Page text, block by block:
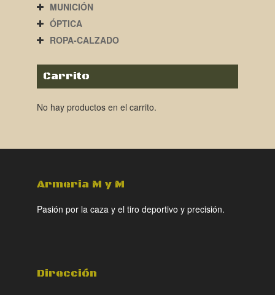
MUNICIÓN
ÓPTICA
ROPA-CALZADO
Carrito
No hay productos en el carrito.
Armeria M y M
Pasión por la caza y el tiro deportivo y precisión.
Dirección